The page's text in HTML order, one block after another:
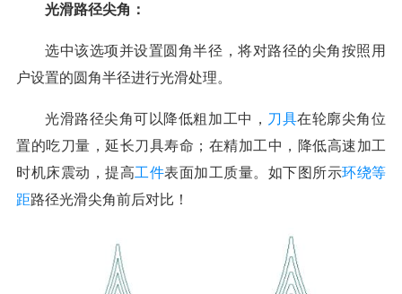
光滑路径尖角：
选中该选项并设置圆角半径，将对路径的尖角按照用
户设置的圆角半径进行光滑处理。
光滑路径尖角可以降低粗加工中， 刀具在轮廓尖角位
置的吃刀量，延长刀具寿命；在精加工中，降低高速加工
时机床震动，提高工件表面加工质量。如下图所示环绕等
距路径光滑尖角前后对比！